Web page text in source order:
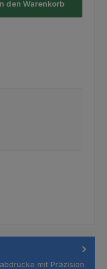
den Warenkorb
mit Präzision